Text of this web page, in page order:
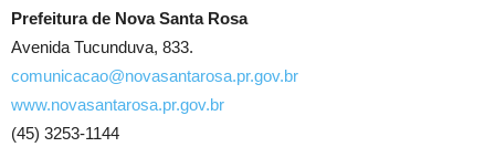
Prefeitura de Nova Santa Rosa
Avenida Tucunduva, 833.
comunicacao@novasantarosa.pr.gov.br
www.novasantarosa.pr.gov.br
(45) 3253-1144